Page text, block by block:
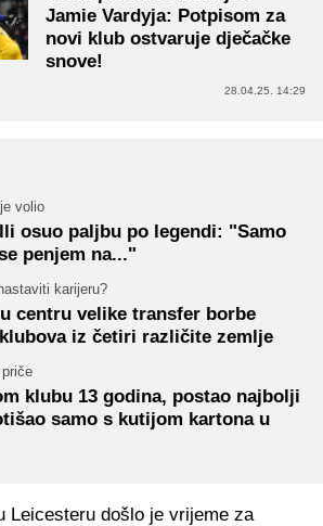
Jamie Vardyja: Potpisom za
novi klub ostvaruje dječačke
snove!
28.04.25. 14:29
volio
osuo paljbu po legendi: "Samo
penjem na..."
karijeru?
centru velike transfer borbe
iz četiri različite zemlje
klubu 13 godina, postao najbolji
samo s kutijom kartona u
Leicesteru došlo je vrijeme za